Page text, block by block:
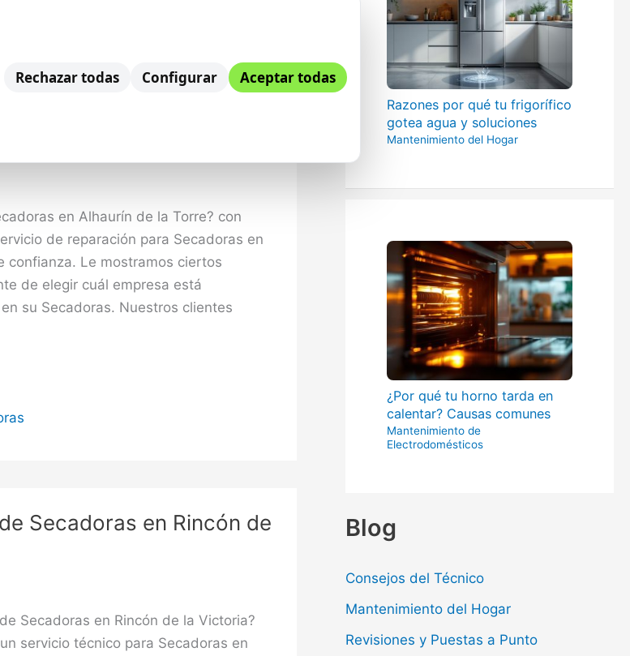
Secadoras en Alhaurín
en Alhaurín de la Torre? con
de reparación para Secadoras en
confianza. Le mostramos ciertos
de elegir cuál empresa está
su Secadoras. Nuestros clientes
Secadoras en Rincón de
Secadoras en Rincón de la Victoria?
servicio técnico para Secadoras en
Razones por qué tu frigorífico
gotea agua y soluciones
Mantenimiento del Hogar
¿Por qué tu horno tarda en
calentar? Causas comunes
Mantenimiento de
Electrodomésticos
Blog
Consejos del Técnico
Mantenimiento del Hogar
Revisiones y Puestas a Punto
Rechazar todas Configurar Aceptar todas